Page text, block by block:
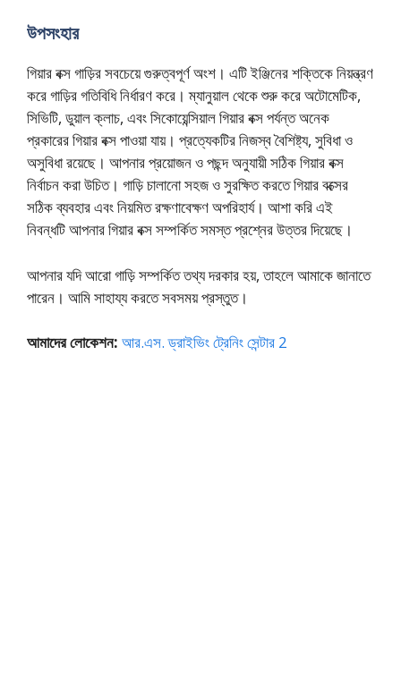
উপসংহার
গিয়ার বক্স গাড়ির সবচেয়ে গুরুত্বপূর্ণ অংশ। এটি ইঞ্জিনের শক্তিকে নিয়ন্ত্রণ
করে গাড়ির গতিবিধি নির্ধারণ করে। ম্যানুয়াল থেকে শুরু করে অটোমেটিক,
সিভিটি, ডুয়াল ক্লাচ, এবং সিকোয়েন্সিয়াল গিয়ার বক্স পর্যন্ত অনেক
প্রকারের গিয়ার বক্স পাওয়া যায়। প্রত্যেকটির নিজস্ব বৈশিষ্ট্য, সুবিধা ও
অসুবিধা রয়েছে। আপনার প্রয়োজন ও পছন্দ অনুযায়ী সঠিক গিয়ার বক্স
নির্বাচন করা উচিত। গাড়ি চালানো সহজ ও সুরক্ষিত করতে গিয়ার বক্সের
সঠিক ব্যবহার এবং নিয়মিত রক্ষণাবেক্ষণ অপরিহার্য। আশা করি এই
নিবন্ধটি আপনার গিয়ার বক্স সম্পর্কিত সমস্ত প্রশ্নের উত্তর দিয়েছে।
আপনার যদি আরো গাড়ি সম্পর্কিত তথ্য দরকার হয়, তাহলে আমাকে জানাতে
পারেন। আমি সাহায্য করতে সবসময় প্রস্তুত।
আমাদের লোকেশন: আর.এস. ড্রাইভিং ট্রেনিং সেন্টার 2